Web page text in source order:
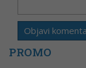
PROMO